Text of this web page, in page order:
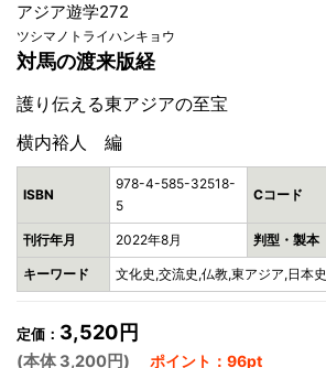
アジア遊学272
ツシマノトライハンキョウ
対馬の渡来版経
護り伝える東アジアの至宝
横内裕人 編
ISBN
978-4-585-32518-
5
Cコード
刊行年月 2022年8月 判型・製本
キーワード 文化史,交流史,仏教,東アジア,日本史
定価： 3,520円
(本体 3,200円) ポイント：96pt